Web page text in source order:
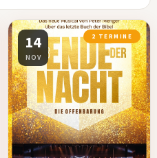
14
NOV
2 TERMINE